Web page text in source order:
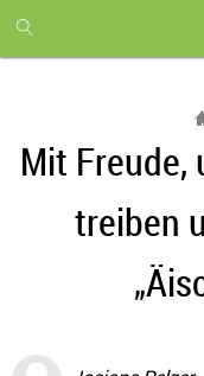
month
free
Mit
treiben